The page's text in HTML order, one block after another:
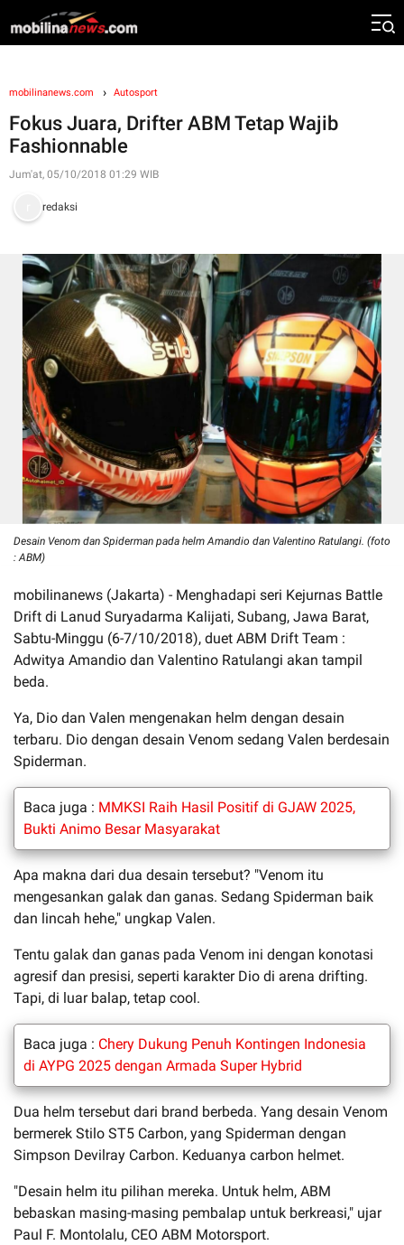
mobilinanews.com Autosport
Fokus Juara, Drifter ABM Tetap Wajib
Fashionnable
Jum'at, 05/10/2018 01:29 WIB
redaksi
Desain Venom dan Spiderman pada helm Amandio dan Valentino Ratulangi. (foto
: ABM)
mobilinanews (Jakarta) - Menghadapi seri Kejurnas Battle
Drift di Lanud Suryadarma Kalijati, Subang, Jawa Barat,
Sabtu-Minggu (6-7/10/2018), duet ABM Drift Team :
Adwitya Amandio dan Valentino Ratulangi akan tampil
beda.
Ya, Dio dan Valen mengenakan helm dengan desain
terbaru. Dio dengan desain Venom sedang Valen berdesain
Spiderman.
Baca juga : MMKSI Raih Hasil Positif di GJAW 2025,
Bukti Animo Besar Masyarakat
Apa makna dari dua desain tersebut? "Venom itu
mengesankan galak dan ganas. Sedang Spiderman baik
dan lincah hehe," ungkap Valen.
Tentu galak dan ganas pada Venom ini dengan konotasi
agresif dan presisi, seperti karakter Dio di arena drifting.
Tapi, di luar balap, tetap cool.
Baca juga : Chery Dukung Penuh Kontingen Indonesia
di AYPG 2025 dengan Armada Super Hybrid
Dua helm tersebut dari brand berbeda. Yang desain Venom
bermerek Stilo ST5 Carbon, yang Spiderman dengan
Simpson Devilray Carbon. Keduanya carbon helmet.
"Desain helm itu pilihan mereka. Untuk helm, ABM
bebaskan masing-masing pembalap untuk berkreasi," ujar
Paul F. Montolalu, CEO ABM Motorsport.